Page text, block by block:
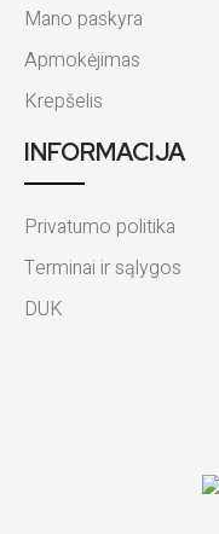
Mano paskyra
Apmokėjimas
Krepšelis
INFORMACIJA
Privatumo politika
Terminai ir sąlygos
DUK